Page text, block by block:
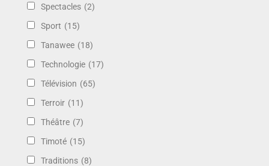
Spectacles (2)
Sport (15)
Tanawee (18)
Technologie (17)
Télévision (65)
Terroir (11)
Théâtre (7)
Timoté (15)
Traditions (8)